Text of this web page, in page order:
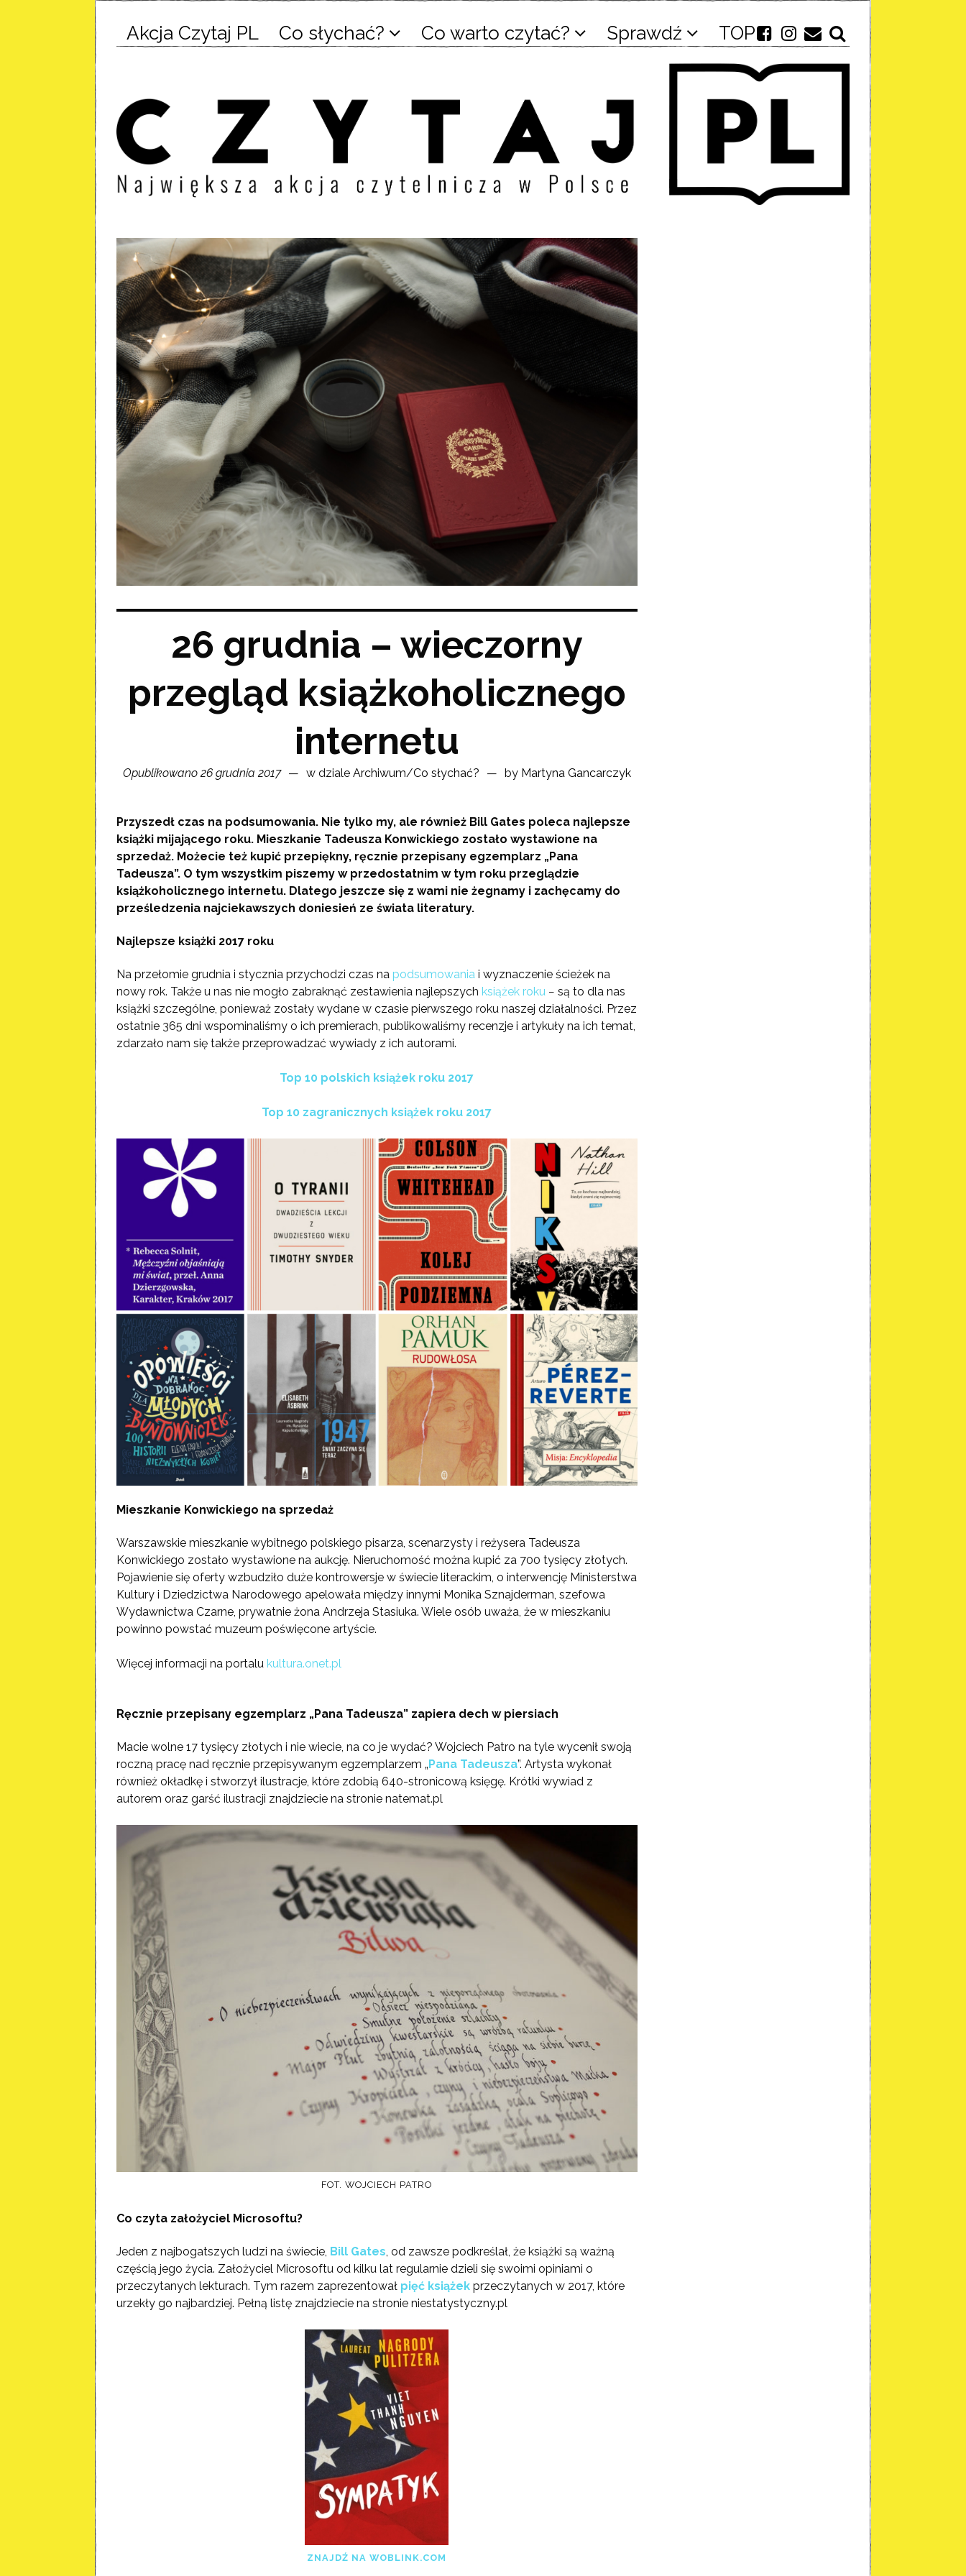
Akcja Czytaj PL Co słychać? Co warto czytać? Sprawdź TOP
26 grudnia – wieczorny
przegląd książkoholicznego
internetu
Opublikowano 26 grudnia 2017 w dziale Archiwum/Co słychać? by Martyna Gancarczyk
Przyszedł czas na podsumowania. Nie tylko my, ale również Bill Gates poleca najlepsze
książki mijającego roku. Mieszkanie Tadeusza Konwickiego zostało wystawione na
sprzedaż. Możecie też kupić przepiękny, ręcznie przepisany egzemplarz „Pana
Tadeusza”. O tym wszystkim piszemy w przedostatnim w tym roku przeglądzie
książkoholicznego internetu. Dlatego jeszcze się z wami nie żegnamy i zachęcamy do
prześledzenia najciekawszych doniesień ze świata literatury.
Najlepsze książki 2017 roku
Na przełomie grudnia i stycznia przychodzi czas na podsumowania i wyznaczenie ścieżek na
nowy rok. Także u nas nie mogło zabraknąć zestawienia najlepszych książek roku − są to dla nas
książki szczególne, ponieważ zostały wydane w czasie pierwszego roku naszej działalności. Przez
ostatnie 365 dni wspominaliśmy o ich premierach, publikowaliśmy recenzje i artykuły na ich temat,
zdarzało nam się także przeprowadzać wywiady z ich autorami.
Top 10 polskich książek roku 2017
Top 10 zagranicznych książek roku 2017
Mieszkanie Konwickiego na sprzedaż
Warszawskie mieszkanie wybitnego polskiego pisarza, scenarzysty i reżysera Tadeusza
Konwickiego zostało wystawione na aukcję. Nieruchomość można kupić za 700 tysięcy złotych.
Pojawienie się oferty wzbudziło duże kontrowersje w świecie literackim, o interwencję Ministerstwa
Kultury i Dziedzictwa Narodowego apelowała między innymi Monika Sznajderman, szefowa
Wydawnictwa Czarne, prywatnie żona Andrzeja Stasiuka. Wiele osób uważa, że w mieszkaniu
powinno powstać muzeum poświęcone artyście.
Więcej informacji na portalu kultura.onet.pl
Ręcznie przepisany egzemplarz „Pana Tadeusza” zapiera dech w piersiach
Macie wolne 17 tysięcy złotych i nie wiecie, na co je wydać? Wojciech Patro na tyle wycenił swoją
roczną pracę nad ręcznie przepisywanym egzemplarzem „ Pana Tadeusza”. Artysta wykonał
również okładkę i stworzył ilustracje, które zdobią 640-stronicową księgę. Krótki wywiad z
autorem oraz garść ilustracji znajdziecie na stronie natemat.pl
FOT. WOJCIECH PATRO
Co czyta założyciel Microsoftu?
Jeden z najbogatszych ludzi na świecie, Bill Gates, od zawsze podkreślał, że książki są ważną
częścią jego życia. Założyciel Microsoftu od kilku lat regularnie dzieli się swoimi opiniami o
przeczytanych lekturach. Tym razem zaprezentował pięć książek przeczytanych w 2017, które
urzekły go najbardziej. Pełną listę znajdziecie na stronie niestatystyczny.pl
ZNAJDŹ NA WOBLINK.COM